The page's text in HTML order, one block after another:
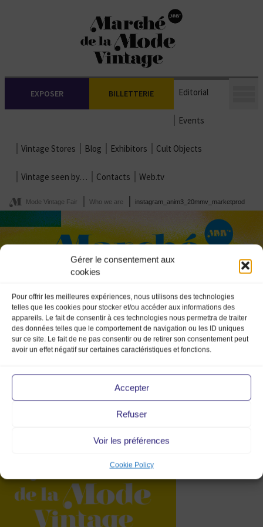
Gérer le consentement aux
cookies
Pour offrir les meilleures expériences, nous utilisons des technologies
telles que les cookies pour stocker et/ou accéder aux informations des
appareils. Le fait de consentir à ces technologies nous permettra de traiter
des données telles que le comportement de navigation ou les ID uniques
sur ce site. Le fait de ne pas consentir ou de retirer son consentement peut
avoir un effet négatif sur certaines caractéristiques et fonctions.
Accepter
Refuser
Voir les préférences
Cookie Policy
EXPOSER BILLETTERIE Editorial
Events
Vintage Stores Blog Exhibitors Cult Objects
Vintage seen by… Contacts Web.tv
Mode Vintage Fair Who we are instagram_anim3_20mmv_marketprod